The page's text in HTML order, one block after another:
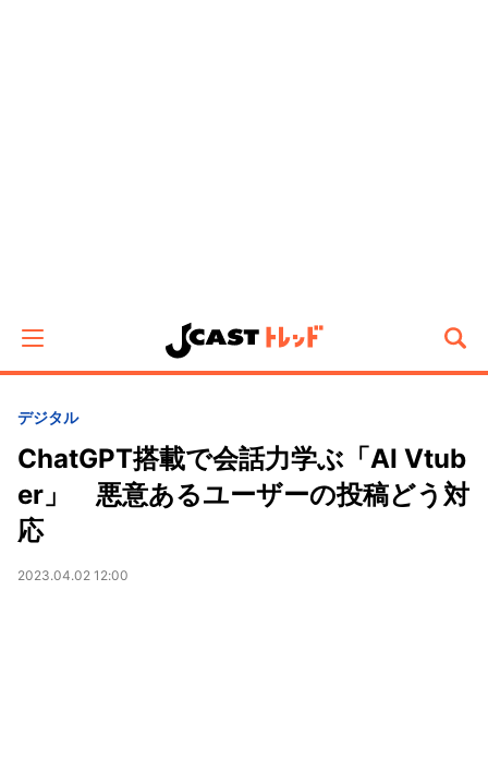
デジタル
ChatGPT搭載で会話力学ぶ「AI Vtub
er」 悪意あるユーザーの投稿どう対
応
2023.04.02 12:00